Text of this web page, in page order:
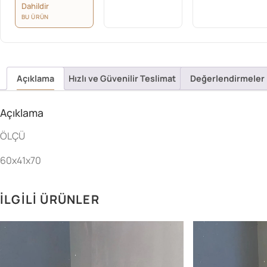
Dahildir
BU ÜRÜN
Açıklama Hızlı ve Güvenilir Teslimat
Açıklama
ÖLÇÜ
60x41x70
İLGILI ÜRÜNLER